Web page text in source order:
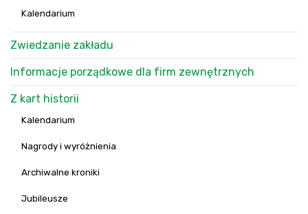
Kalendarium
Zwiedzanie zakładu
Informacje porządkowe dla firm zewnętrznych
Z kart historii
Kalendarium
Nagrody i wyróżnienia
Archiwalne kroniki
Jubileusze